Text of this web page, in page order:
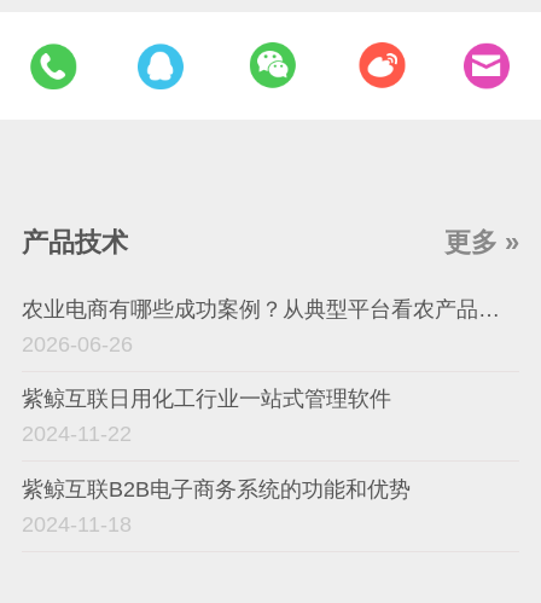
产品技术 更多 »
2026-06-26
农业电商有哪些成功案例？从典型平台看农产品电商平台如何落地
2024-11-22
紫鲸互联日用化工行业一站式管理软件
2024-11-18
紫鲸互联B2B电子商务系统的功能和优势